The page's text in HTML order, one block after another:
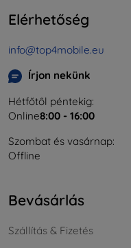
Elérhetőség
info@top4mobile.eu
Írjon nekünk
Hétfőtől péntekig:
Online8:00 - 16:00
Szombat és vasárnap:
Offline
Bevásárlás
Szállítás & Fizetés